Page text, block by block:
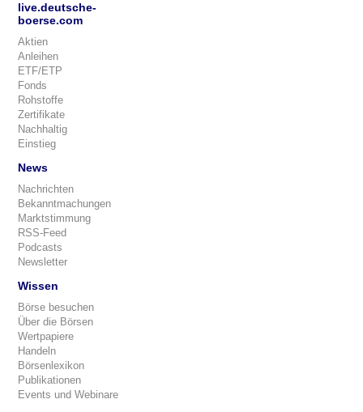
live.deutsche-
boerse.com
Aktien
Anleihen
ETF/ETP
Fonds
Rohstoffe
Zertifikate
Nachhaltig
Einstieg
News
Nachrichten
Bekanntmachungen
Marktstimmung
RSS-Feed
Podcasts
Newsletter
Wissen
Börse besuchen
Über die Börsen
Wertpapiere
Handeln
Börsenlexikon
Publikationen
Events und Webinare